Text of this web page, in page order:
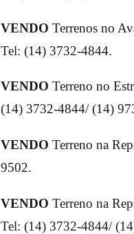
VENDO Terrenos no
Tel: (14) 3732-4844.
VENDO Terreno no
(14) 3732-4844/ (14)
VENDO Terreno na
9502.
VENDO Terreno na
Tel: (14) 3732-4844/